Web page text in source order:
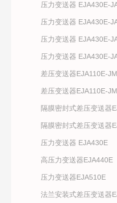
压力变送器 EJA430E-
压力变送器 EJA430E-
压力变送器 EJA430E-
压力变送器 EJA430E-
差压变送器EJA110E-
差压变送器EJA110E-
隔膜密封式差压变送器
隔膜密封式差压变送器
压力变送器 EJA430E
高压力变送器EJA440E
压力变送器EJA510E
法兰安装式差压变送器